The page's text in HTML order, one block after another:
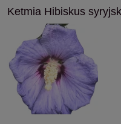
Ketmia Hibiskus